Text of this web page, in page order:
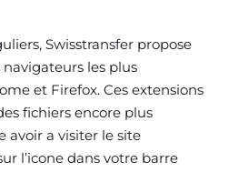
Swisstransfer propose
les plus
et Firefox. Ces extensions
fichiers encore plus
avoir a visiter le site
l’icone dans votre barre